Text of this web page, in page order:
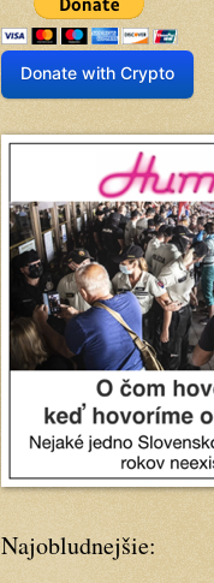
Donate with Crypto
Najobludnejšie: